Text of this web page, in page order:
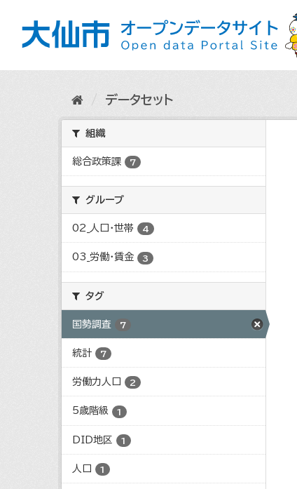
データセット
組織
総合政策課 7
グループ
02_人口・世帯 4
03_労働・賃金 3
タグ
国勢調査 7
統計 7
労働力人口 2
5歳階級 1
DID地区 1
人口 1